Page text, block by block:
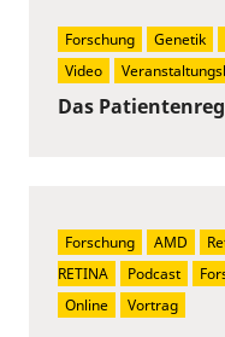
Das
Forschung Genetik
Video
Forschung AMD
RETINA
Podcast
Online
Vortrag